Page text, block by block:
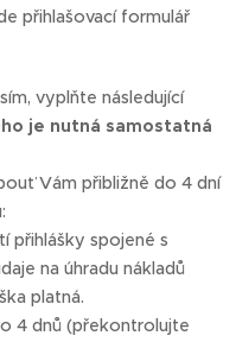
přihlašovací formulář
vyplňte následující
je nutná samostatná
Vám přibližně do 4 dní
přihlášky spojené s
na úhradu nákladů
platná.
4 dnů (překontrolujte